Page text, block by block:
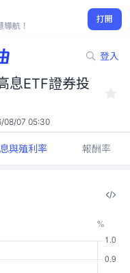
航！
打開
登入
資信託基金 00961
息ETF證券投
08/07 05:30
與殖利率 報酬率